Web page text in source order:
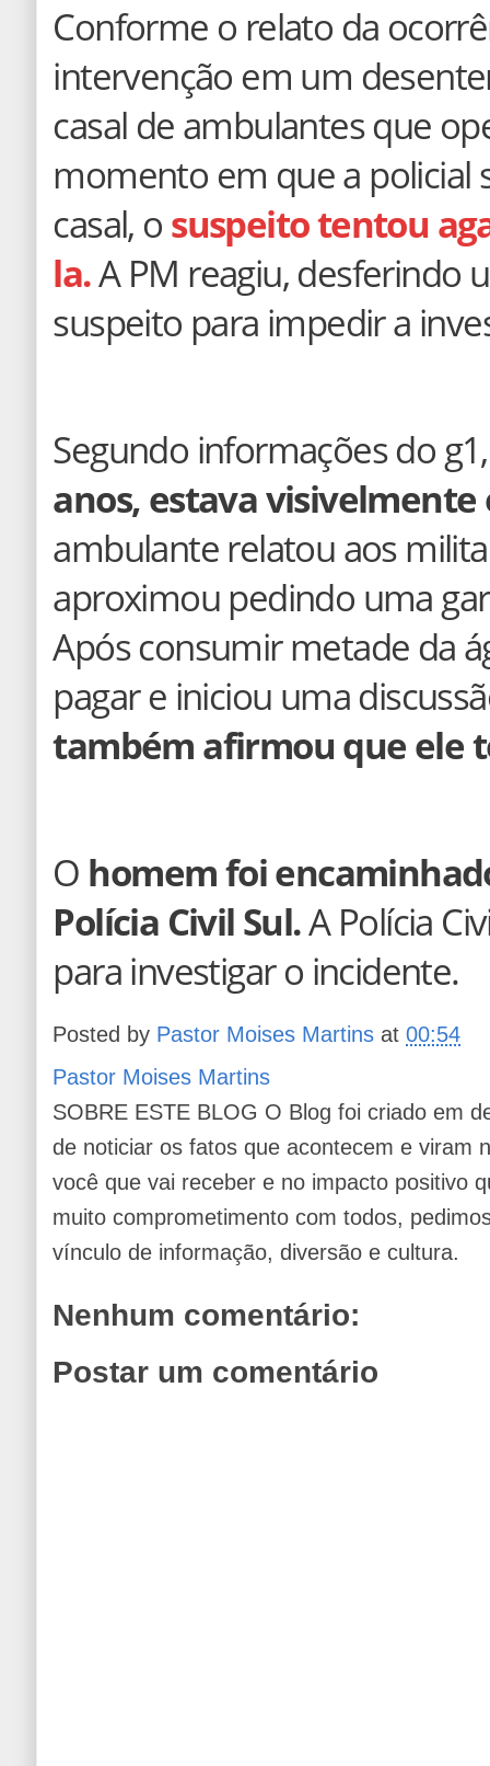
Conforme o relato da
intervenção em um
casal de ambulantes que
momento em que a policial
casal, o suspeito tentou
la.A PM reagiu, desferindo
suspeito para impedir a
Segundo informações do
anos, estava
ambulante relatou aos
aproximou pedindo uma
Após consumir metade da
pagar e iniciou uma
também afirmou que ele
O homem foi
Polícia Civil Sul.A Polícia
para investigar o incidente.
Posted by Pastor Moises Martins at00:54
Pastor Moises Martins
SOBRE ESTE BLOG O Blog foi criado em
de noticiar os fatos que acontecem e viram
você que vai receber e no impacto positivo
muito comprometimento com todos,
vínculo de informação, diversão e cultura.
Nenhum comentário:
Postar um comentário